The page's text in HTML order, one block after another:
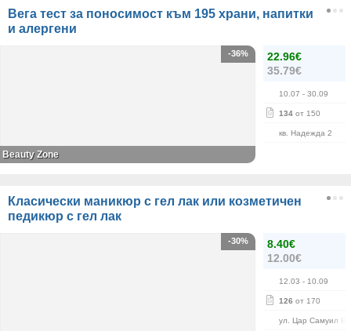
Вега тест за поносимост към 195 храни, напитки
и алергени
22.96€
35.79€
10.07 - 30.09
134 от 150
кв. Надежда 2
-36%
Beauty Zone
Класически маникюр с гел лак или козметичен
педикюр с гел лак
8.40€
12.00€
12.03 - 10.09
126 от 170
ул. Цар Самуил 84
-30%